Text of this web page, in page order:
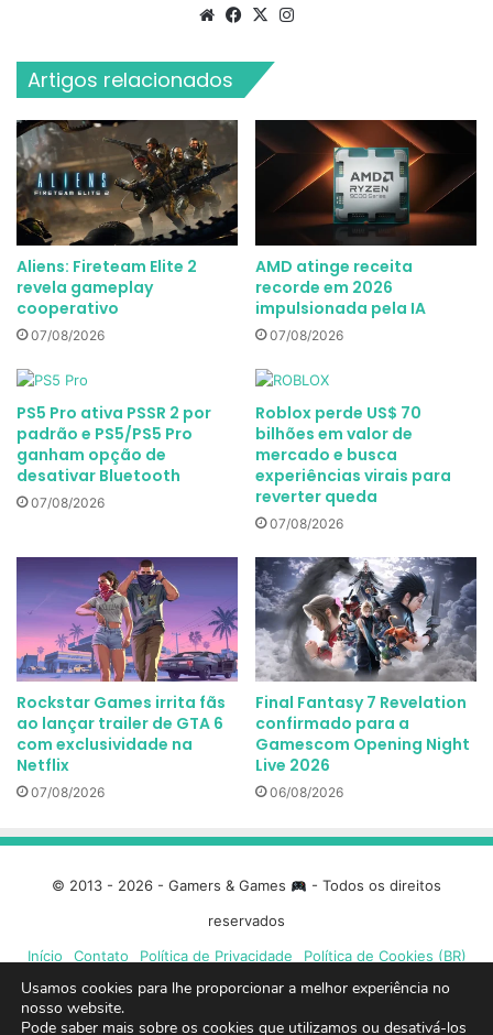
WebsiteFacebook
X
Artigos relacionados
Aliens: Fireteam Elite 2
revela gameplay
cooperativo
07/08/2026
AMD atinge receita
recorde em 2026
impulsionada pela IA
07/08/2026
PS5 Pro ativa PSSR 2 por
padrão e PS5/PS5 Pro
ganham opção de
desativar Bluetooth
07/08/2026
Roblox perde US$ 70
bilhões em valor de
mercado e busca
experiências virais para
reverter queda
07/08/2026
Rockstar Games irrita fãs
ao lançar trailer de GTA 6
com exclusividade na
Netflix
07/08/2026
Final Fantasy 7 Revelation
confirmado para a
Gamescom Opening Night
Live 2026
06/08/2026
© 2013 - 2026 - Gamers & Games
- Todos os direitos
reservados
Início
Contato Política de Privacidade Política de Cookies (BR)
Facebook
X
Usamos cookies para lhe proporcionar a melhor experiência no
nosso website.
Pode saber mais sobre os cookies que utilizamos ou desativá-los